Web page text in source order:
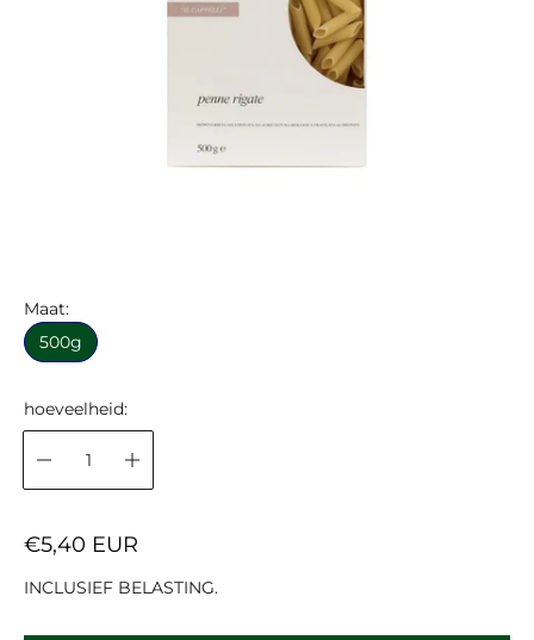
Maat:
500g
hoeveelheid:
N
R
€5,40 EUR
INCLUSIEF BELASTING.